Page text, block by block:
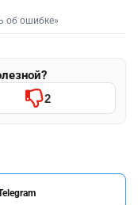
об ошибке»
2